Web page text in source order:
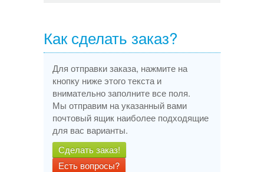
Как сделать заказ?
Для отправки заказа, нажмите на
кнопку ниже этого текста и
внимательно заполните все поля.
Мы отправим на указанный вами
почтовый ящик наиболее подходящие
для вас варианты.
Сделать заказ!
Есть вопросы?